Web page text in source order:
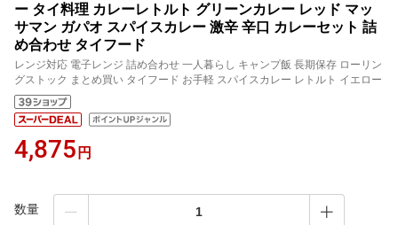
ー タイ料理 カレーレトルト グリーンカレー レッド マッ
サマン ガパオ スパイスカレー 激辛 辛口 カレーセット 詰
め合わせ タイフード
レンジ対応 電子レンジ 詰め合わせ 一人暮らし キャンプ飯 長期保存 ローリン
グストック まとめ買い タイフード お手軽 スパイスカレー レトルト イエロー
4,875 円
数量